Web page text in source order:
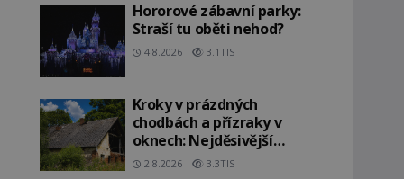
Hororové zábavní parky:
Straší tu oběti nehod?
4.8.2026 3.1TIS
Kroky v prázdných
chodbách a přízraky v
oknech: Nejděsivější
domy v Česku budí hrůzu
2.8.2026 3.3TIS